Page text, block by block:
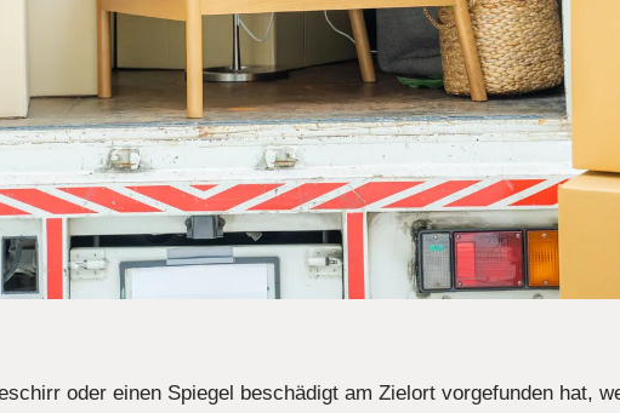
oder einen Spiegel beschädigt am Zielort vorgefunden hat,